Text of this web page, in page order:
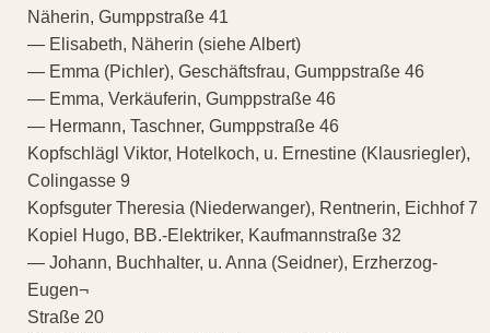
Näherin, Gumppstraße 41
— Elisabeth, Näherin (siehe Albert)
— Emma (Pichler), Geschäftsfrau, Gumppstraße 46
— Emma, Verkäuferin, Gumppstraße 46
— Hermann, Taschner, Gumppstraße 46
Kopfschlägl Viktor, Hotelkoch, u. Ernestine (Klausriegler),
Colingasse 9
Kopfsguter Theresia (Niederwanger), Rentnerin, Eichhof 7
Kopiel Hugo, BB.-Elektriker, Kaufmannstraße 32
— Johann, Buchhalter, u. Anna (Seidner), Erzherzog-
Eugen¬
Straße 20